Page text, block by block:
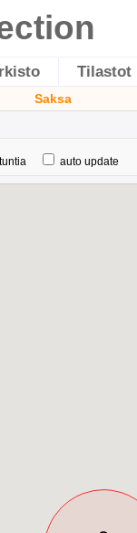
Tilastot
Saksa
auto update